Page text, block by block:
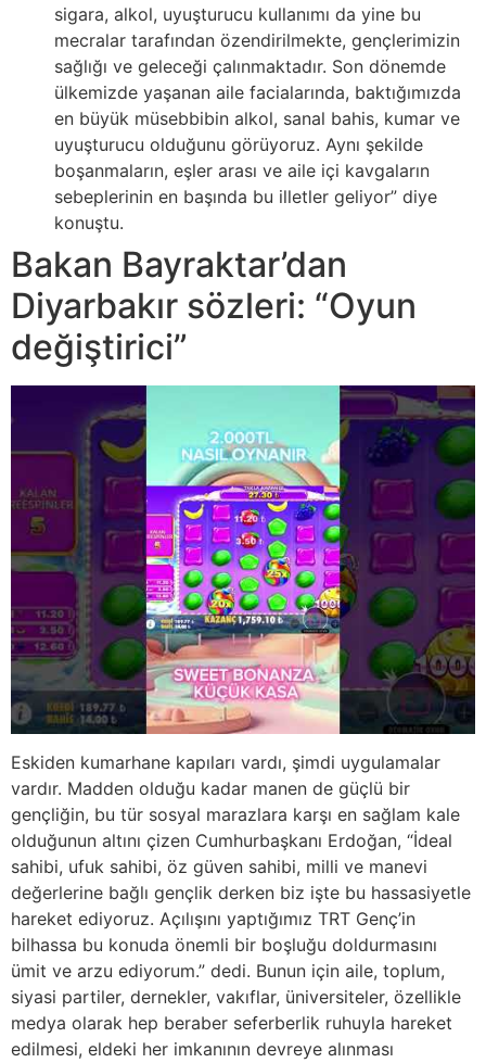
sigara, alkol, uyuşturucu kullanımı da yine bu
mecralar tarafından özendirilmekte, gençlerimizin
sağlığı ve geleceği çalınmaktadır. Son dönemde
ülkemizde yaşanan aile facialarında, baktığımızda
en büyük müsebbibin alkol, sanal bahis, kumar ve
uyuşturucu olduğunu görüyoruz. Aynı şekilde
boşanmaların, eşler arası ve aile içi kavgaların
sebeplerinin en başında bu illetler geliyor” diye
konuştu.
Bakan Bayraktar’dan
Diyarbakır sözleri: “Oyun
değiştirici”
Eskiden kumarhane kapıları vardı, şimdi uygulamalar
vardır. Madden olduğu kadar manen de güçlü bir
gençliğin, bu tür sosyal marazlara karşı en sağlam kale
olduğunun altını çizen Cumhurbaşkanı Erdoğan, “İdeal
sahibi, ufuk sahibi, öz güven sahibi, milli ve manevi
değerlerine bağlı gençlik derken biz işte bu hassasiyetle
hareket ediyoruz. Açılışını yaptığımız TRT Genç’in
bilhassa bu konuda önemli bir boşluğu doldurmasını
ümit ve arzu ediyorum.” dedi. Bunun için aile, toplum,
siyasi partiler, dernekler, vakıflar, üniversiteler, özellikle
medya olarak hep beraber seferberlik ruhuyla hareket
edilmesi, eldeki her imkanının devreye alınması